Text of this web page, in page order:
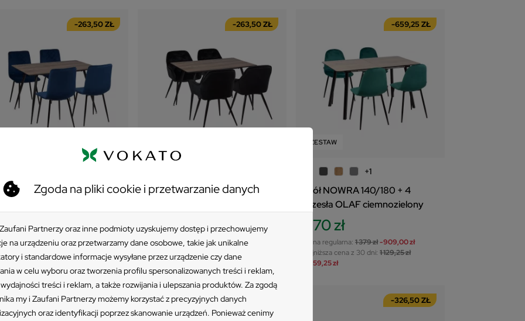
Zgoda na pliki cookie i przetwarzanie danych
Partnerzy oraz inne podmioty uzyskujemy dostęp i przechowujemy
na urządzeniu oraz przetwarzamy dane osobowe, takie jak unikalne
i standardowe informacje wysyłane przez urządzenie czy dane
w celu wyboru oraz tworzenia profilu spersonalizowanych treści i reklam,
treści i reklam, a także rozwijania i ulepszania produktów. Za zgodą
my i Zaufani Partnerzy możemy korzystać z precyzyjnych danych
oraz identyfikacji poprzez skanowanie urządzeń. Ponieważ cenimy
-263,50 ZŁ
HOBART 120x80 + 4
zł
regularna:969 zł -415,00 zł
zł
-263,50 ZŁ
Stół HOBART 120x80 + 4
1 162 zł
Cena regularna:1 577 zł-415,00 zł
-263,50 zł
-659,25 ZŁ
ZESTAW
+1
Stół NOWRA 140/180 + 4
krzesła OLAF ciemnozielony
470 zł
Cena regularna: 1 379 zł-909,00 zł
Najniższa cena z 30 dni: 1 129,25 zł
-659,25 zł
-278,55 ZŁ -659,25 ZŁ -326,50 ZŁ